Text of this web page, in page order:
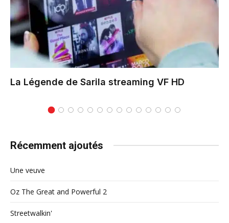
La Légende de Sarila streaming VF HD
Récemment ajoutés
Une veuve
Oz The Great and Powerful 2
Streetwalkin'